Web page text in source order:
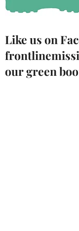
Like us on
our green